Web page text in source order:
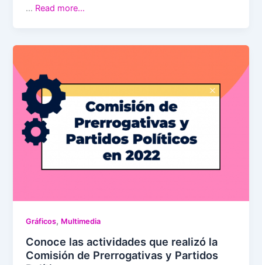
… Read more…
Gráficos, Multimedia
Conoce las actividades que realizó la
Comisión de Prerrogativas y Partidos